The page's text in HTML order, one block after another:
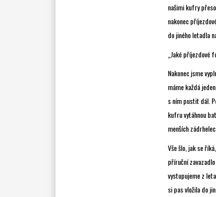
našimi kufry
nakonec
do jiného letadla
„Jaké příjezdové
Nakonec jsme
máme každá
s ním pustit dál.
kufru vytáhnou
menších
Vše šlo, jak se
příruční
vystupujeme z
si pas vložila do